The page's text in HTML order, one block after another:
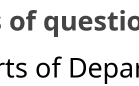
of
of